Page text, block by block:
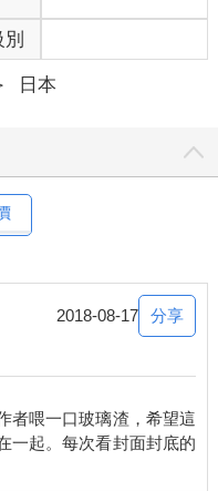
日本
2018-08-17 分享
者喂一口玻璃渣，希望這
一起。每次看封面封底的